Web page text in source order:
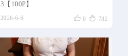
3【100P】
2026-6-6  0  782